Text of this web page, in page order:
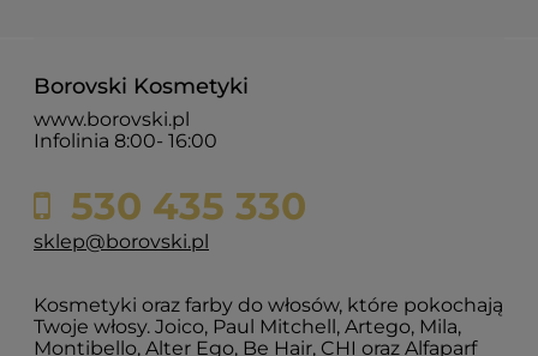
Borovski Kosmetyki
www.borovski.pl
Infolinia 8:00- 16:00
530 435 330
sklep@borovski.pl
Kosmetyki oraz farby do włosów, które pokochają
Twoje włosy. Joico, Paul Mitchell, Artego, Mila,
Montibello, Alter Ego, Be Hair, CHI oraz Alfaparf